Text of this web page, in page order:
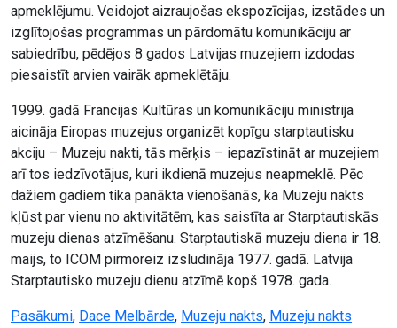
apmeklējumu. Veidojot aizraujošas ekspozīcijas, izstādes un
izglītojošas programmas un pārdomātu komunikāciju ar
sabiedrību, pēdējos 8 gados Latvijas muzejiem izdodas
piesaistīt arvien vairāk apmeklētāju.
1999. gadā Francijas Kultūras un komunikāciju ministrija
aicināja Eiropas muzejus organizēt kopīgu starptautisku
akciju – Muzeju nakti, tās mērķis – iepazīstināt ar muzejiem
arī tos iedzīvotājus, kuri ikdienā muzejus neapmeklē. Pēc
dažiem gadiem tika panākta vienošanās, ka Muzeju nakts
kļūst par vienu no aktivitātēm, kas saistīta ar Starptautiskās
muzeju dienas atzīmēšanu. Starptautiskā muzeju diena ir 18.
maijs, to ICOM pirmoreiz izsludināja 1977. gadā. Latvija
Starptautisko muzeju dienu atzīmē kopš 1978. gada.
Pasākumi, Dace Melbārde, Muzeju nakts, Muzeju nakts